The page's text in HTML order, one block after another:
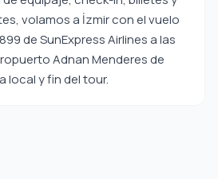
volamos a İzmir con el vuelo
de SunExpress Airlines a las
Adnan Menderes de
local y fin del tour.